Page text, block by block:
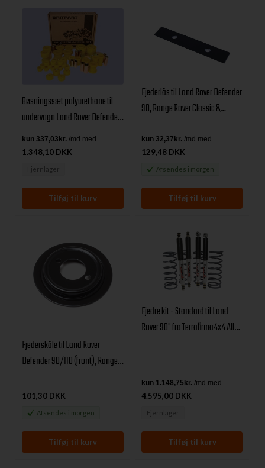
Bøsningssæt polyurethane til
undervogn Land Rover Defender
før årg. 1993
1.348,10 DKK
Fjernlager
Fjederlås til Land Rover Defender
90, Range Rover Classic &
129,48 DKK
Afsendes i morgen
Fjederskåle til Land Rover
Defender 90/110 (front), Range
101,30 DKK
Afsendes i morgen
Fjedre kit - Standard til Land
Rover 90" fra Terrafirma4x4 All
4.595,00 DKK
Fjernlager